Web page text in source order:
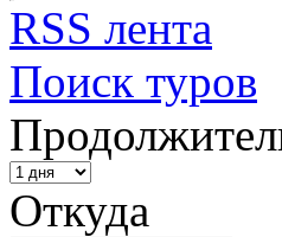
RSS лента
Поиск туров
Откуда